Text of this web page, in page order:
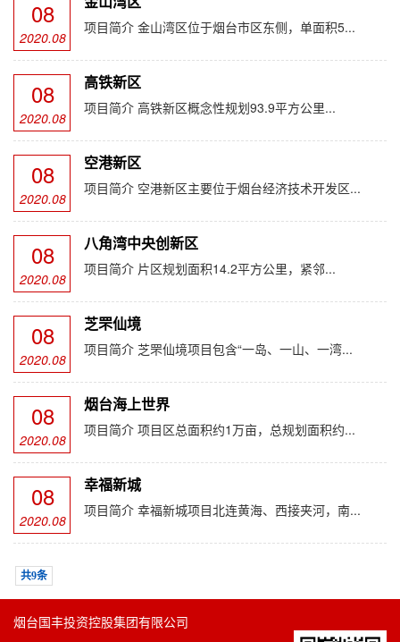
08
2020.08
项目简介 金山湾区位于烟台市区东侧，单面积5...
08
2020.08
高铁新区
项目简介 高铁新区概念性规划93.9平方公里...
08
2020.08
空港新区
项目简介 空港新区主要位于烟台经济技术开发区...
08
2020.08
八角湾中央创新区
项目简介 片区规划面积14.2平方公里，紧邻...
08
2020.08
芝罘仙境
项目简介 芝罘仙境项目包含“一岛、一山、一湾...
08
2020.08
烟台海上世界
项目简介 项目区总面积约1万亩，总规划面积约...
08
2020.08
幸福新城
项目简介 幸福新城项目北连黄海、西接夹河，南...
共9条
烟台国丰投资控股集团有限公司